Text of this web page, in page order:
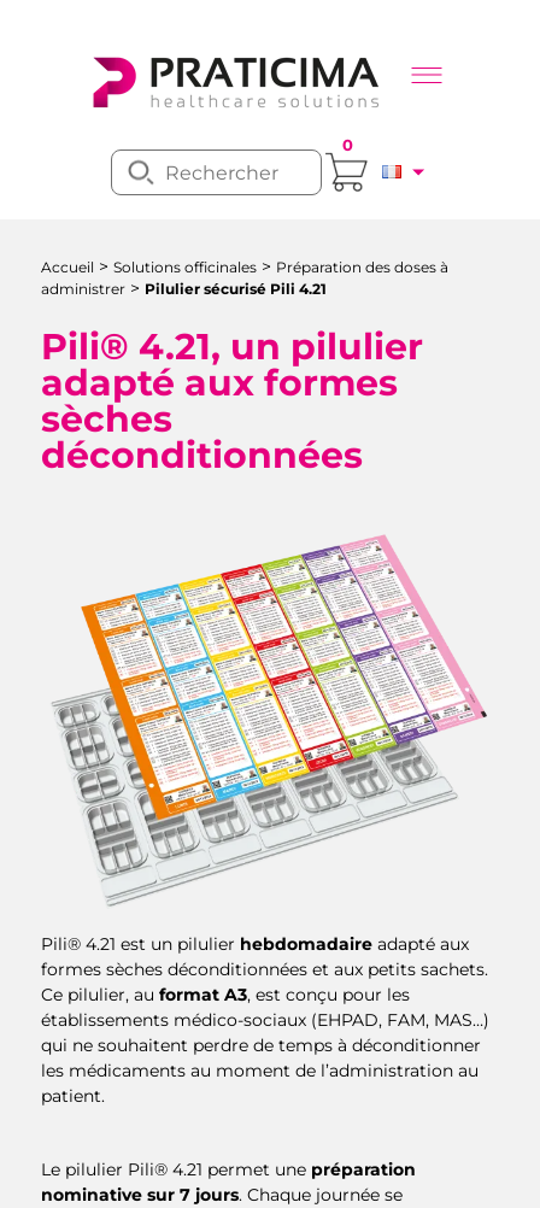
0
Accueil > Solutions officinales> Préparation des doses à
administrer> Pilulier sécurisé Pili 4.21
Pili® 4.21, un pilulier
adapté aux formes
sèches
déconditionnées
Pili® 4.21 est un pilulier hebdomadaireadapté aux
formes sèches déconditionnées et aux petits sachets.
Ce pilulier, au format A3, est conçu pour les
établissements médico-sociaux (EHPAD, FAM, MAS…)
qui ne souhaitent perdre de temps à déconditionner
les médicaments au moment de l’administration au
patient.
Le pilulier Pili® 4.21 permet une préparation
nominative sur 7 jours. Chaque journée se